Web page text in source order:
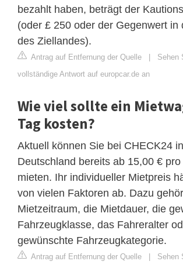
bezahlt haben, beträgt der
(oder £ 250 oder der Gegenwert in
des Ziellandes).
Antrag auf Entfernung der Quelle | Sehen
vollständige Antwort auf europcar.de an
Wie viel sollte ein
Tag kosten?
Aktuell können Sie bei CHECK24 in
Deutschland bereits ab 15,00 € pro
mieten. Ihr individueller Mietpreis
von vielen Faktoren ab. Dazu
Mietzeitraum, die Mietdauer, die
Fahrzeugklasse, das Fahreralter
gewünschte Fahrzeugkategorie.
Antrag auf Entfernung der Quelle | Sehen